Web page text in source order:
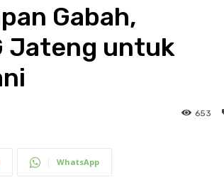
Gabah,
Jateng untuk
653
WhatsApp